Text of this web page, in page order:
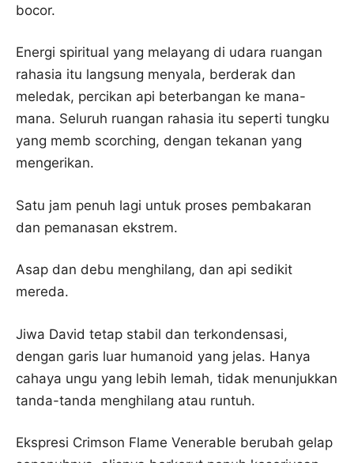
bocor.
Energi spiritual yang melayang di udara ruangan
rahasia itu langsung menyala, berderak dan
meledak, percikan api beterbangan ke mana-
mana. Seluruh ruangan rahasia itu seperti tungku
yang memb scorching, dengan tekanan yang
mengerikan.
Satu jam penuh lagi untuk proses pembakaran
dan pemanasan ekstrem.
Asap dan debu menghilang, dan api sedikit
mereda.
Jiwa David tetap stabil dan terkondensasi,
dengan garis luar humanoid yang jelas. Hanya
cahaya ungu yang lebih lemah, tidak menunjukkan
tanda-tanda menghilang atau runtuh.
Ekspresi Crimson Flame Venerable berubah gelap